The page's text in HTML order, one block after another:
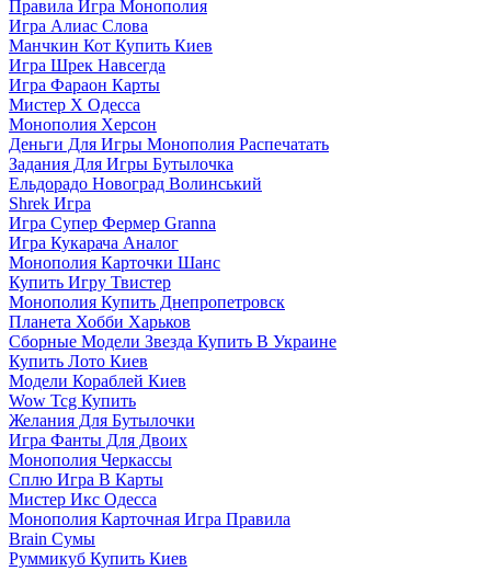
Правила Игра Монополия
Игра Алиас Слова
Манчкин Кот Купить Киев
Игра Шрек Навсегда
Игра Фараон Карты
Мистер Х Одесса
Монополия Херсон
Деньги Для Игры Монополия Распечатать
Задания Для Игры Бутылочка
Ельдорадо Новоград Волинський
Shrek Игра
Игра Супер Фермер Granna
Игра Кукарача Аналог
Монополия Карточки Шанс
Купить Игру Твистер
Монополия Купить Днепропетровск
Планета Хобби Харьков
Сборные Модели Звезда Купить В Украине
Купить Лото Киев
Модели Кораблей Киев
Wow Tcg Купить
Желания Для Бутылочки
Игра Фанты Для Двоих
Монополия Черкассы
Сплю Игра В Карты
Мистер Икс Одесса
Монополия Карточная Игра Правила
Brain Сумы
Руммикуб Купить Киев